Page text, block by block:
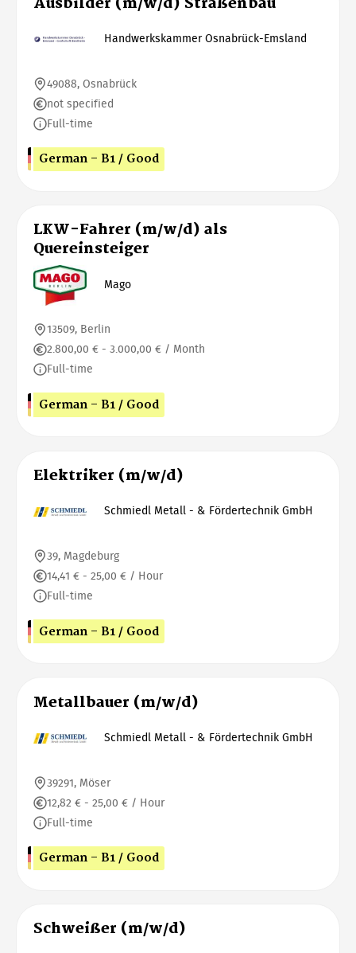
Handwerkskammer Osnabrück-Emsland
49088, Osnabrück
not specified
Full-time
German - B1 / Good
LKW-Fahrer (m/w/d) als
Quereinsteiger
Mago
13509, Berlin
2.800,00 € - 3.000,00 € / Month
Full-time
German - B1 / Good
Elektriker (m/w/d)
Schmiedl Metall - & Fördertechnik GmbH
39, Magdeburg
14,41 € - 25,00 € / Hour
Full-time
German - B1 / Good
Metallbauer (m/w/d)
Schmiedl Metall - & Fördertechnik GmbH
39291, Möser
12,82 € - 25,00 € / Hour
Full-time
German - B1 / Good
Schweißer (m/w/d)